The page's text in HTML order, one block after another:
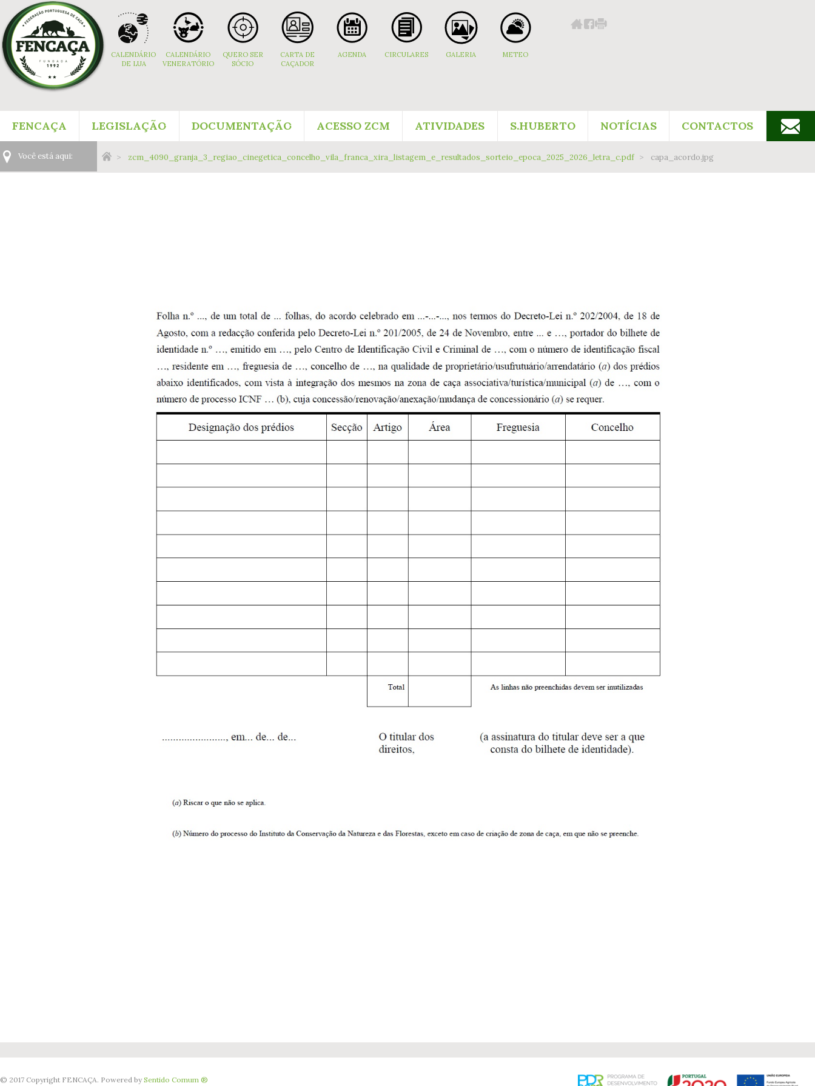
Navigation
Content
Footer
aux
Navigation
Menu:
CALENDÁRIO
DE LUA
CALENDÁRIO
VENERATÓRIO
QUERO SER
SÓCIO
CARTA DE
CAÇADOR
AGENDA CIRCULARES GALERIA METEO
Main
Navigation
FENCAÇA LEGISLAÇÃO DOCUMENTAÇÃO ACESSO ZCM ATIVIDADES S.HUBERTO NOTÍCIAS CONTACTOS
Você
Você está aqui: zcm_4090_granja_3_regiao_cinegetica_concelho_vila_franca_xira_listagem_e_resultados_sorteio_epoca_2025_2026_letra_c.pdf capa_acordo.jpg
© 2017 Copyright FENCAÇA. Powered by Sentido Comum ®